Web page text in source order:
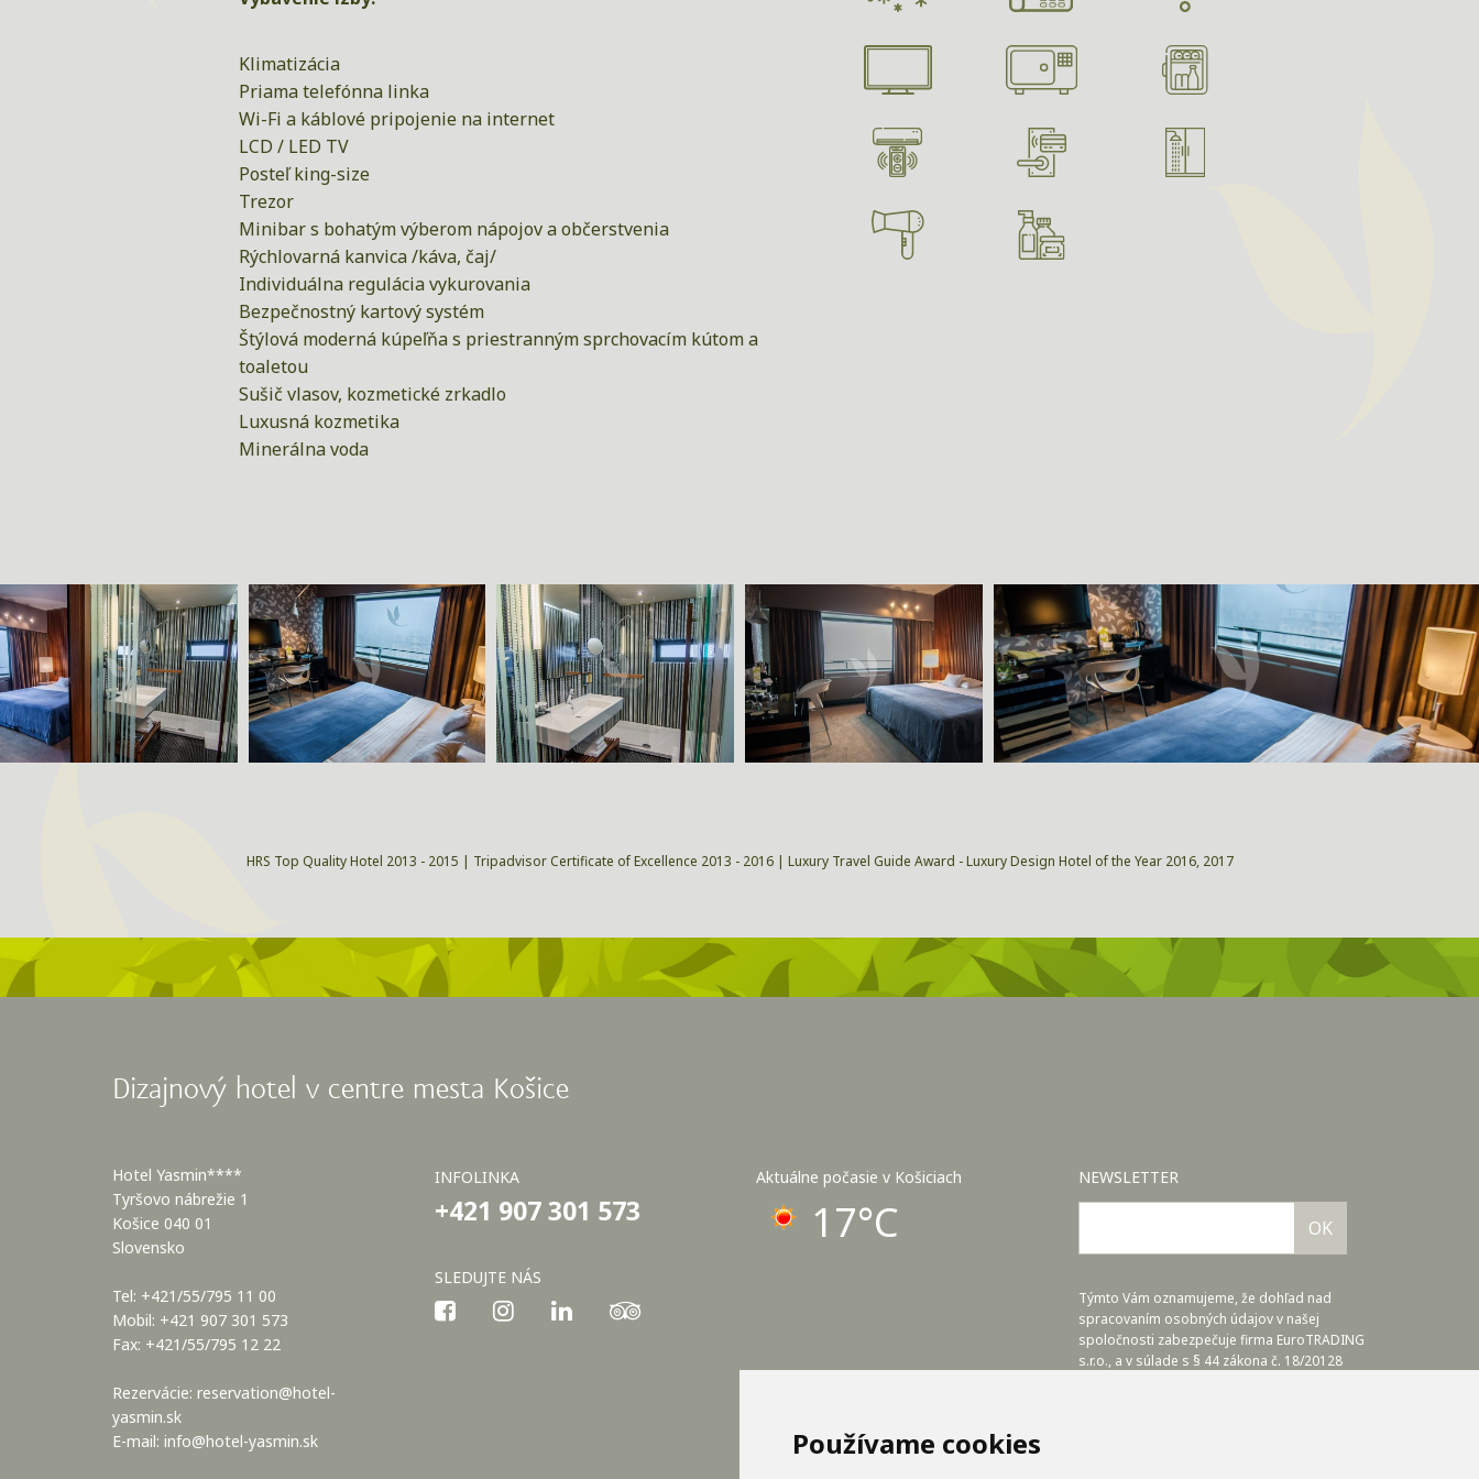
Používame cookies
Klimatizácia
Priama telefónna linka
Wi-Fi a káblové pripojenie na internet
LCD / LED TV
Posteľ king-size
Trezor
Minibar s bohatým výberom nápojov a občerstvenia
Rýchlovarná kanvica /káva, čaj/
Individuálna regulácia vykurovania
Bezpečnostný kartový systém
Štýlová moderná kúpeľňa s priestranným sprchovacím kútom a
toaletou
Sušič vlasov, kozmetické zrkadlo
Luxusná kozmetika
Minerálna voda
HRS Top Quality Hotel 2013 - 2015 | Tripadvisor Certificate of Excellence 2013 - 2016 | Luxury Travel Guide Award - Luxury Design Hotel of the Year 2016, 2017
Dizajnový hotel v centre mesta Košice
Hotel Yasmin****
Tyršovo nábrežie 1
Košice 040 01
Slovensko
Tel: +421/55/795 11 00
Mobil: +421 907 301 573
Fax: +421/55/795 12 22
Rezervácie: reservation@hotel-
yasmin.sk
E-mail: info@hotel-yasmin.sk
INFOLINKA
+421 907 301 573
SLEDUJTE NÁS
Aktuálne počasie v Košiciach
17°C
NEWSLETTER
OK
Týmto Vám oznamujeme, že dohľad nad
spracovaním osobných údajov v našej
spoločnosti zabezpečuje firma EuroTRADING
s.r.o., a v súlade s § 44 zákona č. 18/20128